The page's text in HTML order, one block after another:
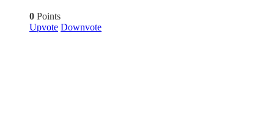
0 Points
Upvote Downvote